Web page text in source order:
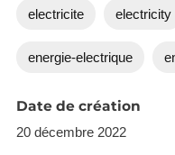
electricite electricity
energie-electrique
Date de création
20 décembre 2022